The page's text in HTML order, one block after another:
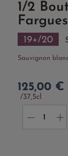
1/2
19+/20
Sauvignon
125,00 €
37,5cl
- +